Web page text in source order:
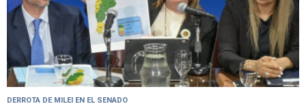
DERROTA DE MILEI EN EL SENADO